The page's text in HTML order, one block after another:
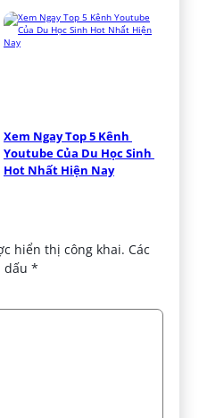
Xem Ngay Top 5 Kênh
Youtube Của Du Học Sinh
Hot Nhất Hiện Nay
hiển thị công khai. Các
dấu*